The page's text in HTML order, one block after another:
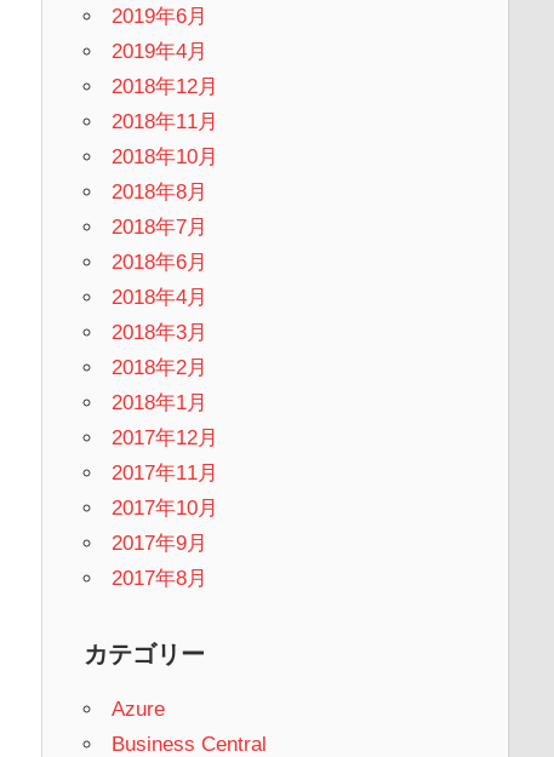
2019年6月
2019年4月
2018年12月
2018年11月
2018年10月
2018年8月
2018年7月
2018年6月
2018年4月
2018年3月
2018年2月
2018年1月
2017年12月
2017年11月
2017年10月
2017年9月
2017年8月
カテゴリー
Azure
Business Central